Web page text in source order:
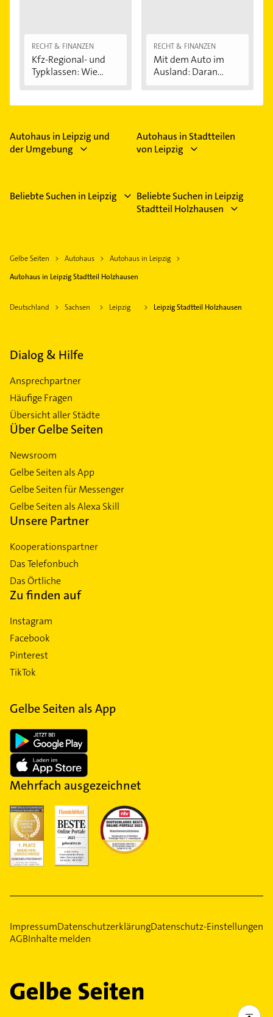
RECHT & FINANZEN
Kfz-Regional- und
Typklassen: Wie...
RECHT & FINANZEN
Mit dem Auto im
Ausland: Daran...
Autohaus in Leipzig und
der Umgebung
Autohaus in Stadtteilen
von Leipzig
Beliebte Suchen in Leipzig
Beliebte Suchen in Leipzig
Stadtteil Holzhausen
Gelbe Seiten Autohaus
Autohaus in Leipzig
Autohaus in Leipzig Stadtteil Holzhausen
Deutschland Sachsen Leipzig Leipzig Stadtteil Holzhausen
Dialog & Hilfe
Ansprechpartner
Häufige Fragen
Übersicht aller Städte
Über Gelbe Seiten
Newsroom
Gelbe Seiten als App
Gelbe Seiten für Messenger
Gelbe Seiten als Alexa Skill
Unsere Partner
Kooperationspartner
Das Telefonbuch
Das Örtliche
Zu finden auf
Instagram
Facebook
Pinterest
TikTok
Gelbe Seiten als App
Mehrfach ausgezeichnet
ImpressumDatenschutzerklärungDatenschutz-Einstellungen
AGBInhalte melden